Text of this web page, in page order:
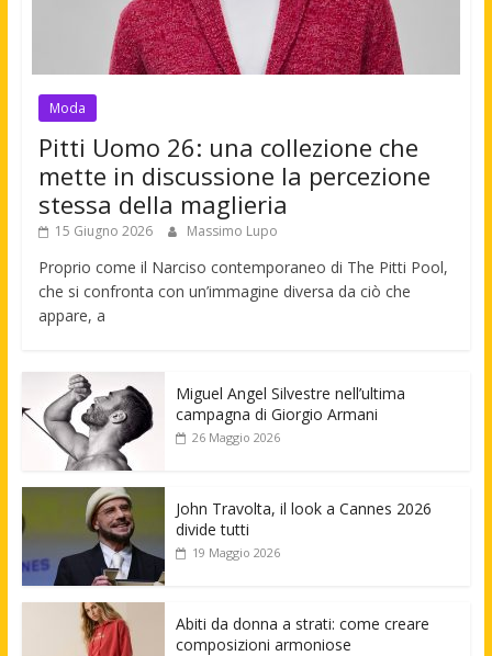
Moda
Pitti Uomo 26: una collezione che
mette in discussione la percezione
stessa della maglieria
15 Giugno 2026 Massimo Lupo
Proprio come il Narciso contemporaneo di The Pitti Pool,
che si confronta con un’immagine diversa da ciò che
appare, a
Miguel Angel Silvestre nell’ultima
campagna di Giorgio Armani
26 Maggio 2026
John Travolta, il look a Cannes 2026
divide tutti
19 Maggio 2026
Abiti da donna a strati: come creare
composizioni armoniose